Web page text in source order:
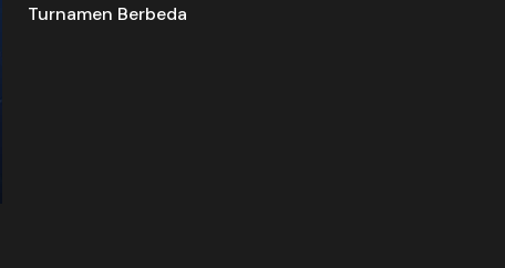
Turnamen Berbeda